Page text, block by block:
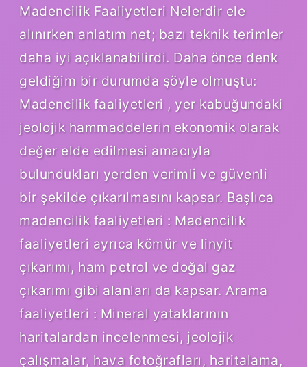
Madencilik Faaliyetleri Nelerdir ele
alınırken anlatım net; bazı teknik terimler
daha iyi açıklanabilirdi. Daha önce denk
geldiğim bir durumda şöyle olmuştu:
Madencilik faaliyetleri , yer kabuğundaki
jeolojik hammaddelerin ekonomik olarak
değer elde edilmesi amacıyla
bulundukları yerden verimli ve güvenli
bir şekilde çıkarılmasını kapsar. Başlıca
madencilik faaliyetleri : Madencilik
faaliyetleri ayrıca kömür ve linyit
çıkarımı, ham petrol ve doğal gaz
çıkarımı gibi alanları da kapsar. Arama
faaliyetleri : Mineral yataklarının
haritalardan incelenmesi, jeolojik
çalışmalar, hava fotoğrafları, haritalama,